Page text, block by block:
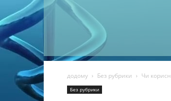
додому Без рубрики Чи
Без рубрики